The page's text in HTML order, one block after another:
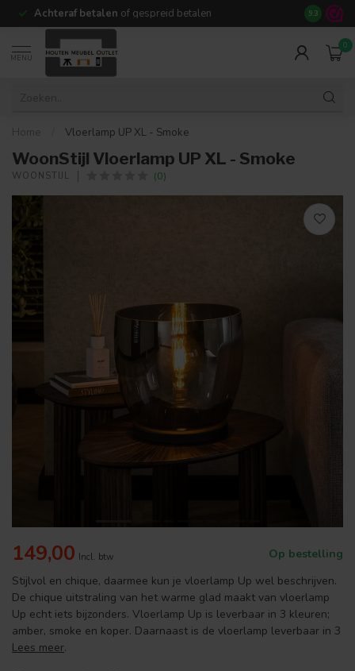
Achteraf betalen of gespreid betalen 14 dagen
9.3
MENU
0
Home Vloerlamp UP XL - Smoke
WoonStijl Vloerlamp UP XL - Smoke
WOONSTIJL (0)
149,00 Incl. btw
Op bestelling
Stijlvol en chique, daarmee kun je vloerlamp Up wel beschrijven.
De chique uitstraling van het warme glad maakt van vloerlamp
Up echt iets bijzonders. Vloerlamp Up is leverbaar in 3 kleuren;
amber, smoke en koper. Daarnaast is de vloerlamp leverbaar in 3
Lees meer.